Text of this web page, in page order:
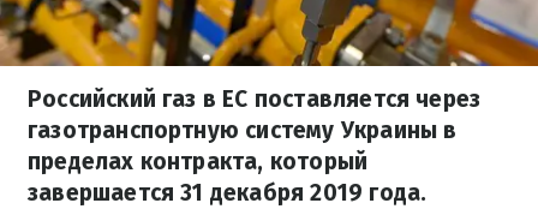
Российский газ в ЕС поставляется через
газотранспортную систему Украины в
пределах контракта, который
завершается 31 декабря 2019 года.